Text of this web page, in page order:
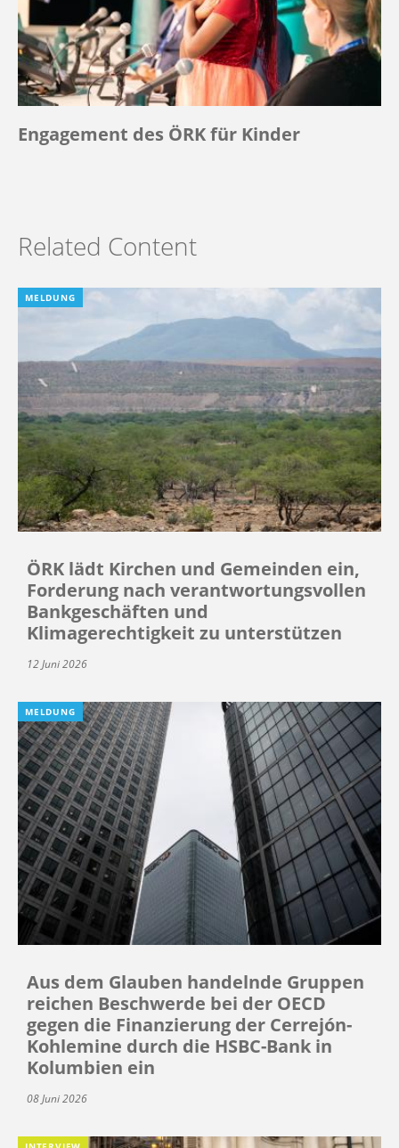
Engagement des ÖRK für Kinder
Related Content
MELDUNG
ÖRK lädt Kirchen und Gemeinden ein,
Forderung nach verantwortungsvollen
Bankgeschäften und
Klimagerechtigkeit zu unterstützen
12 Juni 2026
MELDUNG
Aus dem Glauben handelnde Gruppen
reichen Beschwerde bei der OECD
gegen die Finanzierung der Cerrejón-
Kohlemine durch die HSBC-Bank in
Kolumbien ein
08 Juni 2026